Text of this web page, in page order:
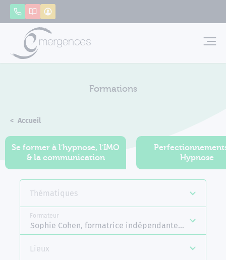
AppelerCatalogue
Formations
Accueil
Se former à l'hypnose, l'IMO
& la communication
Hypnose
Thématiques
Formateur
Sophie Cohen, formatrice indépendante Emergences
Lieux
Panneau de gestion des cookies